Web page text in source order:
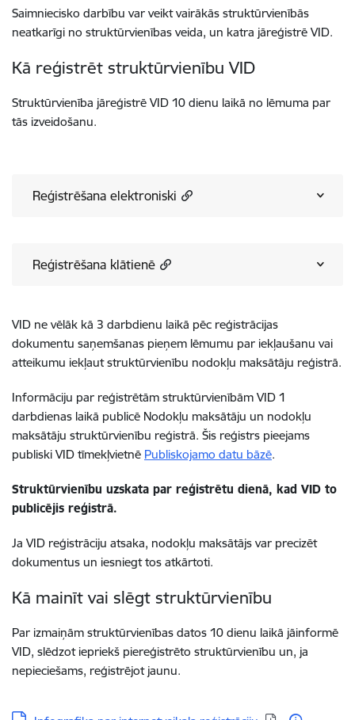
Saimniecisko darbību var veikt vairākās struktūrvienībās
neatkarīgi no struktūrvienības veida, un katra jāreģistrē VID.
Kā reģistrēt struktūrvienību VID
Struktūrvienība jāreģistrē VID 10 dienu laikā no lēmuma par
tās izveidošanu.
Reģistrēšana elektroniski
Reģistrēšana klātienē
VID ne vēlāk kā 3 darbdienu laikā pēc reģistrācijas
dokumentu saņemšanas pieņem lēmumu par iekļaušanu vai
atteikumu iekļaut struktūrvienību nodokļu maksātāju reģistrā.
Informāciju par reģistrētām struktūrvienībām VID 1
darbdienas laikā publicē Nodokļu maksātāju un nodokļu
maksātāju struktūrvienību reģistrā. Šis reģistrs pieejams
publiski VID tīmekļvietnē Publiskojamo datu bāzē.
Struktūrvienību uzskata par reģistrētu dienā, kad VID to
publicējis reģistrā.
Ja VID reģistrāciju atsaka, nodokļu maksātājs var precizēt
dokumentus un iesniegt tos atkārtoti.
Kā mainīt vai slēgt struktūrvienību
Par izmaiņām struktūrvienības datos 10 dienu laikā jāinformē
VID, slēdzot iepriekš piereģistrēto struktūrvienību un, ja
nepieciešams, reģistrējot jaunu.